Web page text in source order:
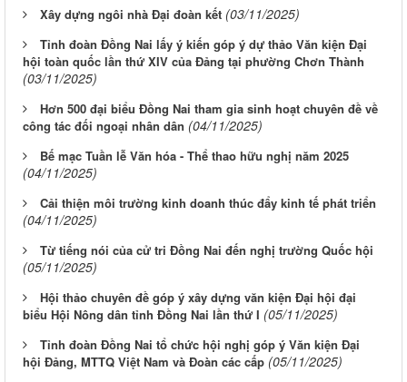
Xây dựng ngôi nhà Đại đoàn kết (03/11/2025)
Tỉnh đoàn Đồng Nai lấy ý kiến góp ý dự thảo Văn kiện Đại
hội toàn quốc lần thứ XIV của Đảng tại phường Chơn Thành
(03/11/2025)
Hơn 500 đại biểu Đồng Nai tham gia sinh hoạt chuyên đề về
công tác đối ngoại nhân dân (04/11/2025)
Bế mạc Tuần lễ Văn hóa - Thể thao hữu nghị năm 2025
(04/11/2025)
Cải thiện môi trường kinh doanh thúc đẩy kinh tế phát triển
(04/11/2025)
Từ tiếng nói của cử tri Đồng Nai đến nghị trường Quốc hội
(05/11/2025)
Hội thảo chuyên đề góp ý xây dựng văn kiện Đại hội đại
biểu Hội Nông dân tỉnh Đồng Nai lần thứ I (05/11/2025)
Tỉnh đoàn Đồng Nai tổ chức hội nghị góp ý Văn kiện Đại
hội Đảng, MTTQ Việt Nam và Đoàn các cấp (05/11/2025)